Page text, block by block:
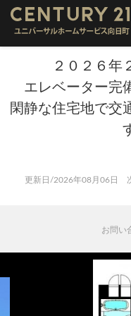
トップ >
向
２０２６年
エレベーター完
閑静な住宅地で交
更新日/2026年08月06日 次
お問い